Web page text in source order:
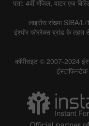
पता: 4वीं मंजिल, वाटर एज
लाइसेंस संख्या SIBA/L/
इंश्योर फोररेक्स ब्रांड के तहत
कॉपीराइट © 2007-2024
इंस्टाफिनटेक